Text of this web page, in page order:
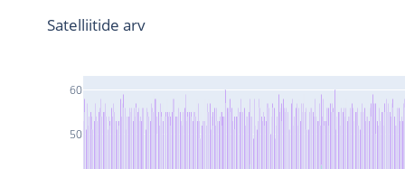
50
60
Satelliitide arv